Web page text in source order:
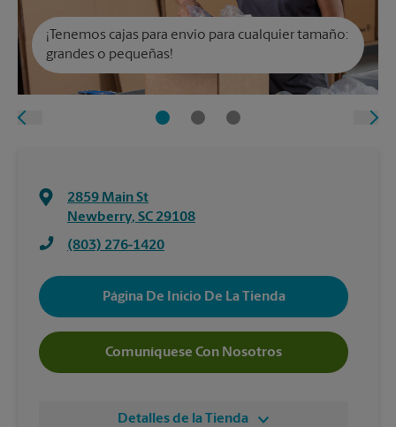
¡Tenemos cajas para envío para cualquier tamaño:
grandes o pequeñas!
2859 Main St
Newberry, SC 29108
(803) 276-1420
Página De Inicio De La Tienda
Comuníquese Con Nosotros
Detalles de la Tienda